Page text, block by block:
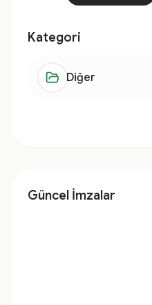
Kategori
Diğer
Güncel İmzalar